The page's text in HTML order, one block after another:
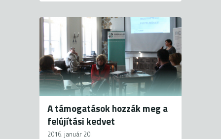
A támogatások hozzák meg a
felújítási kedvet
2016. január 20.